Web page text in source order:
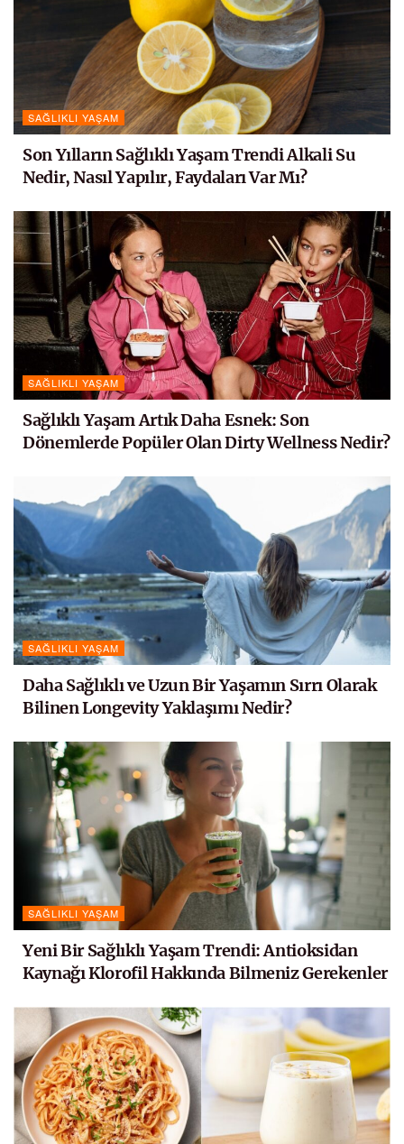
SAĞLIKLI YAŞAM
Son Yılların Sağlıklı Yaşam Trendi Alkali Su
Nedir, Nasıl Yapılır, Faydaları Var Mı?
SAĞLIKLI YAŞAM
Sağlıklı Yaşam Artık Daha Esnek: Son
Dönemlerde Popüler Olan Dirty Wellness Nedir?
SAĞLIKLI YAŞAM
Daha Sağlıklı ve Uzun Bir Yaşamın Sırrı Olarak
Bilinen Longevity Yaklaşımı Nedir?
SAĞLIKLI YAŞAM
Yeni Bir Sağlıklı Yaşam Trendi: Antioksidan
Kaynağı Klorofil Hakkında Bilmeniz Gerekenler